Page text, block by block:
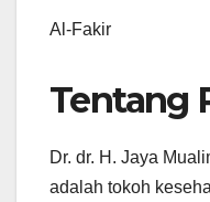
Al-Fakir
Tentang
Dr. dr. H. Jaya
adalah tokoh